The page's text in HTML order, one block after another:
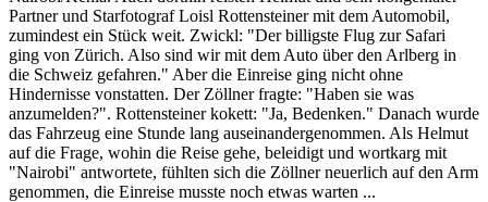
Partner und Starfotograf Loisl Rottensteiner mit dem Automobil,
zumindest ein Stück weit. Zwickl: "Der billigste Flug zur Safari
ging von Zürich. Also sind wir mit dem Auto über den Arlberg in
die Schweiz gefahren." Aber die Einreise ging nicht ohne
Hindernisse vonstatten. Der Zöllner fragte: "Haben sie was
anzumelden?". Rottensteiner kokett: "Ja, Bedenken." Danach wurde
das Fahrzeug eine Stunde lang auseinandergenommen. Als Helmut
auf die Frage, wohin die Reise gehe, beleidigt und wortkarg mit
"Nairobi" antwortete, fühlten sich die Zöllner neuerlich auf den Arm
genommen, die Einreise musste noch etwas warten ...